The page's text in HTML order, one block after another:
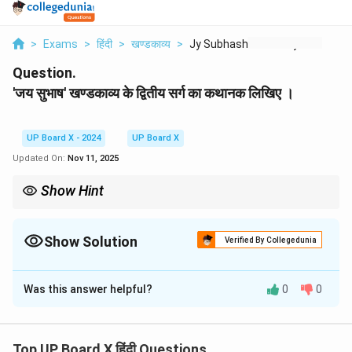
> Exams > हिंदी > खण्डकाव्य > Jy Subhash Khndkavy ...
Question.
'जय सुभाष' खण्डकाव्य के द्वितीय सर्ग का कथानक लिखिए ।
UP Board X - 2024
UP Board X
Updated On: Nov 11, 2025
Show Hint
मोड़ थीं।Show Solution Verified By Collegedunia
Solution and Explanation
'जय सुभाष' खण्डकाव्य के द्वितीय सर्ग का सारांश
'जय सुभाष'
Was this answer helpful? 0 0